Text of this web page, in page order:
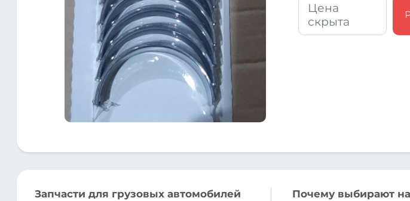
Цена
скрыта
Запчасти для грузовых автомобилей Почему выбирают